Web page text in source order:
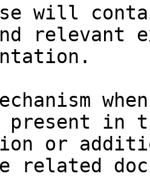
will
relevant
in
or